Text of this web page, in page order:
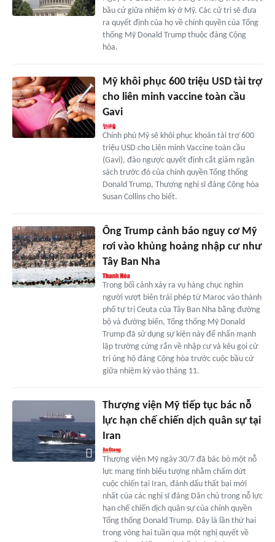
bầu cử giữa nhiệm kỳ ở Mỹ. Các cử tri sẽ đưa
ra quyết định của họ về chính quyền của Tổng
thống Mỹ Donald Trump thuộc đảng Cộng
hòa.
Mỹ khôi phục 600 triệu USD tài trợ
cho liên minh vaccine toàn cầu
Gavi
Chính phủ Mỹ sẽ khôi phục khoản tài trợ 600
triệu USD cho Liên minh Vaccine toàn cầu
(Gavi), đảo ngược quyết định cắt giảm ngân
sách trước đó của chính quyền Tổng thống
Donald Trump, Thượng nghị sĩ đảng Cộng hòa
Susan Collins cho biết.
Ông Trump cảnh báo nguy cơ Mỹ
rơi vào khủng hoảng nhập cư như
Tây Ban Nha
Trong bối cảnh xảy ra vụ hàng chục nghìn
người vượt biên trái phép từ Maroc vào thành
phố tự trị Ceuta của Tây Ban Nha bằng đường
bộ và đường biển, Tổng thống Mỹ Donald
Trump đã sử dụng sự kiện này để nhấn mạnh
lập trường cứng rắn về nhập cư và kêu gọi cử
tri ủng hộ đảng Cộng hòa trước cuộc bầu cử
giữa nhiệm kỳ vào tháng 11.
Thượng viện Mỹ tiếp tục bác nỗ
lực hạn chế chiến dịch quân sự tại
Iran
Thượng viện Mỹ ngày 30/7 đã bác bỏ một nỗ
lực mang tính biểu tượng nhằm chấm dứt
cuộc chiến tại Iran, đánh dấu thất bại mới
nhất của các nghị sĩ đảng Dân chủ trong nỗ lực
hạn chế chiến dịch quân sự của chính quyền
Tổng thống Donald Trump. Đây là lần thứ hai
trong vòng hai tuần qua một nghị quyết về